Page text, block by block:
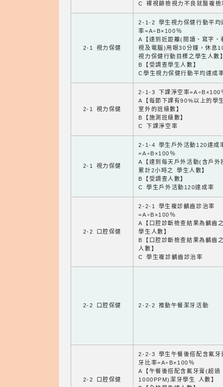
C 裸視篩檢視力不良就醫複檢
2-1 視力保健
2-1-2 學生視力保健行動平均
率=A÷B×100％
A【達到近距離(閱讀、寫字、
視及電腦)用眼30分鐘，休息
視力保健行動目標之學生人數
B【受調查學生人數】
C學生視力保健行動平均達成
2-1 視力保健
2-1-3 下課淨空率=A÷B×100
A【每節下課有90%以上的學
室外的班級數】
B【施測班級數】
C 下課淨空率
2-1 視力保健
2-1-4 學生戶外活動120達成
=A÷B×100％
A【達到每天戶外活動(含戶外
累計2小時之 學生人數】
B【受調查人數】
C 學生戶外活動120達成率
2-2 口腔保健
2-2-1 學生複診齲齒診治率
=A÷B×100％
A【口腔診斷檢查結果為齲齒
學生人數】
B【口腔診斷檢查結果為齲齒
人數】
C 學生複診齲齒診治率
2-2 口腔保健 2-2-2 推動午餐潔牙活動
2-2 口腔保健
2-2-3 學生午餐後搭配含氟牙
牙比率=A÷B×100％
A【午餐後搭配含氟牙膏(超過
1000PPM)潔牙學生 人數】